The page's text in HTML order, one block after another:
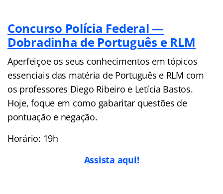
Concurso Polícia Federal —
Dobradinha de Português e RLM
Aperfeiçoe os seus conhecimentos em tópicos
essenciais das matéria de Português e RLM com
os professores Diego Ribeiro e Letícia Bastos.
Hoje, foque em como gabaritar questões de
pontuação e negação.
Horário: 19h
Assista aqui!